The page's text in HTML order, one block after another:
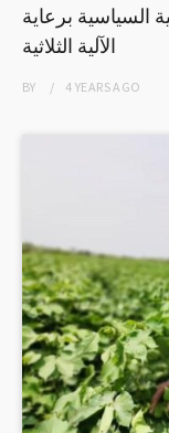
السياسية برعاية
الآلية الثلاثية
BY 4 YEARSAGO